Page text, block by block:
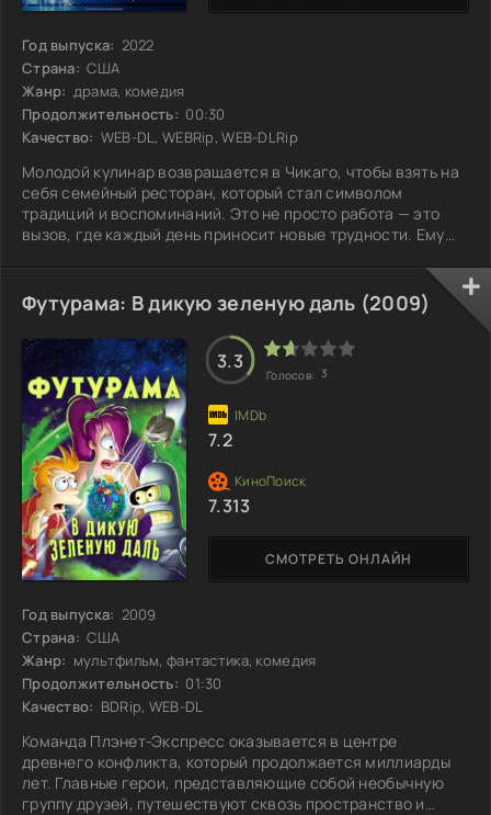
Год выпуска: 2022
Страна: США
Жанр: драма, комедия
Продолжительность: 00:30
Качество: WEB-DL, WEBRip, WEB-DLRip
Молодой кулинар возвращается в Чикаго, чтобы взять на
себя семейный ресторан, который стал символом
традиций и воспоминаний. Это не просто работа — это
вызов, где каждый день приносит новые трудности. Ему
любимые рецепты постоянных клиентов. Он понимает, что
успех ресторана зависит не только от его кулинарного
мастерства, но и от умения вдохновлять людей,
преодолевая внутренние сомнения. Каждое
Футурама: В дикую зеленую даль (2009)
Год выпуска: 2009
Страна: США
Жанр: мультфильм, фантастика, комедия
Продолжительность: 01:30
Качество: BDRip, WEB-DL
Команда Плэнет-Экспресс оказывается в центре
древнего конфликта, который продолжается миллиарды
лет. Главные герои, представляющие собой необычную
группу друзей, путешествуют сквозь пространство и
СМОТРЕТЬ ОНЛАЙН
3.3
Голосов: 3
7.2
7.313